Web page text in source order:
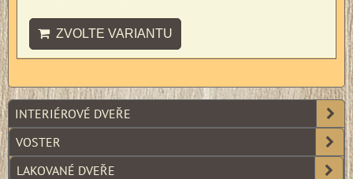
ZVOLTE VARIANTU
INTERIÉROVÉ DVEŘE
VOSTER
LAKOVANÉ DVEŘE